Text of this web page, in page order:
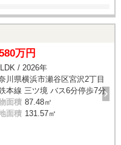
万円
/ 2026年
川県横浜市瀬谷区宮沢2丁目
本線 三ツ境 バス6分停歩7分
面積 87.48㎡
面積 131.57㎡